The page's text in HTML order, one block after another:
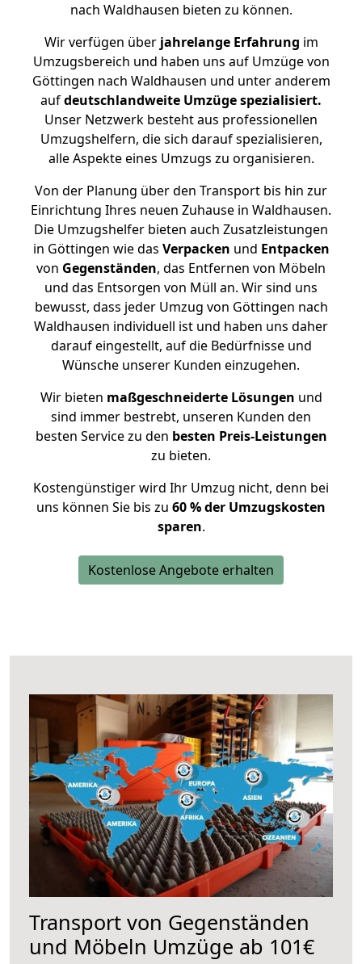
nach Waldhausen bieten zu können.
Wir verfügen überjahrelange Erfahrung im
Umzugsbereich und haben uns auf Umzüge von
Göttingen nach Waldhausen und unter anderem
aufdeutschlandweite Umzüge spezialisiert.
Unser Netzwerk besteht aus professionellen
Umzugshelfern, die sich darauf spezialisieren,
alle Aspekte eines Umzugs zu organisieren.
Von der Planung über den Transport bis hin zur
Einrichtung Ihres neuen Zuhause in Waldhausen.
Die Umzugshelfer bieten auch Zusatzleistungen
in Göttingen wie das Verpacken und Entpacken
von Gegenständen, das Entfernen von Möbeln
und das Entsorgen von Müll an. Wir sind uns
bewusst, dass jeder Umzug von Göttingen nach
Waldhausen individuell ist und haben uns daher
darauf eingestellt, auf die Bedürfnisse und
Wünsche unserer Kunden einzugehen.
Wir bieten maßgeschneiderte Lösungen und
sind immer bestrebt, unseren Kunden den
besten Service zu den besten Preis-Leistungen
zu bieten.
Kostengünstiger wird Ihr Umzug nicht, denn bei
uns können Sie bis zu 60 % der Umzugskosten
sparen.
Kostenlose Angebote erhalten
Transport von Gegenständen
und Möbeln Umzüge ab 101€